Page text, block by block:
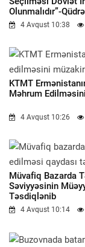
Olunmalıdır”-
4 Avqust 10:38
KTMT
Məhrum
4 Avqust 10:26
Müvafiq Bazarda
Səviyyəsinin
Təsdiqlənib
4 Avqust 10:14